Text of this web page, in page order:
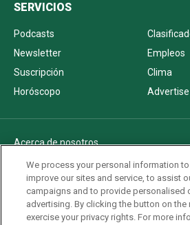
SERVICIOS
Podcasts
Newsletter
Empleos
Suscripción
Clima
Horóscopo
Acerca de nosotros
Politica de privacidad
Pautas Editoriales
AdChoices
Advertise with us
We process your personal information to
improve our sites and service, to assist
campaigns and to provide personalised
advertising. By clicking the button on the
exercise your privacy rights. For more